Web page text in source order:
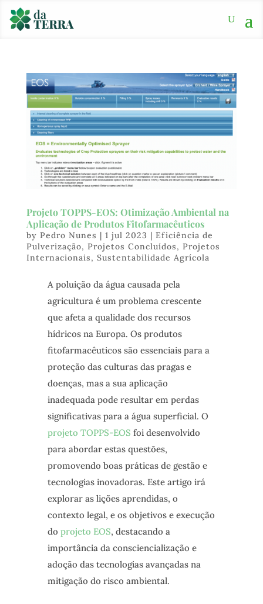
Projeto TOPPS-EOS: Otimização Ambiental na
Aplicação de Produtos Fitofarmacêuticos
by Pedro Nunes | 1 jul 2023 | Eficiência de
Pulverização, Projetos Concluídos, Projetos
Internacionais, Sustentabilidade Agrícola
A poluição da água causada pela
agricultura é um problema crescente
que afeta a qualidade dos recursos
hídricos na Europa. Os produtos
fitofarmacêuticos são essenciais para a
proteção das culturas das pragas e
doenças, mas a sua aplicação
inadequada pode resultar em perdas
significativas para a água superficial. O
projeto TOPPS-EOS foi desenvolvido
para abordar estas questões,
promovendo boas práticas de gestão e
tecnologias inovadoras. Este artigo irá
explorar as lições aprendidas, o
contexto legal, e os objetivos e execução
do projeto EOS, destacando a
importância da consciencialização e
adoção das tecnologias avançadas na
mitigação do risco ambiental.